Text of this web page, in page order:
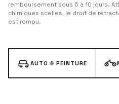
remboursement sous 5 à 10 jours.
chimiques scellés, le droit de
est rompu.
AUTO & PEINTURE